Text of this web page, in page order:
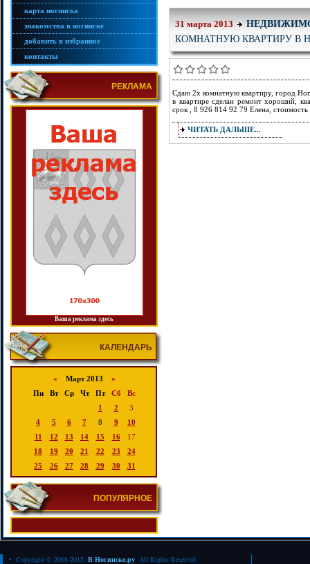
карта ногинска
знакомства в ногинске
добавить в избранное
контакты
РЕКЛАМА
Ваша реклама здесь
КАЛЕНДАРЬ
« Март 2013 »
Пн
Вт Ср Чт Пт Сб
Вс
1
2
3
4
5 6 7 8 9
10
11
12 13 14 15 16
17
18
19 20 21 22 23
24
25
26 27 28 29 30 31
ПОПУЛЯРНОЕ
31 марта 2013
КОМНАТНУЮ КВАРТИРУ В
Сдаю 2х комнатную квартиру, город
в квартире сделан ремонт хороший,
срок , 8 926 814 92 79 Елена,
ЧИТАТЬ ДАЛЬШЕ...
• Copyright © 2008-2015. В Ногинске.ру. All Rights Reserved